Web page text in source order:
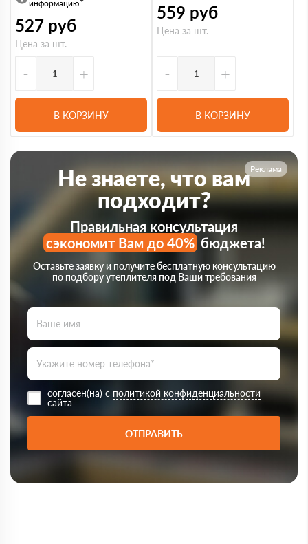
информацию
527 руб
Цена за шт.
- +
В КОРЗИНУ
559 руб
Цена за шт.
- +
В КОРЗИНУ
Реклама
Не знаете, что вам
подходит?
Правильная консультация
сэкономит Вам до 40%бюджета!
Оставьте заявку и получите бесплатную консультацию
по подбору утеплителя под Ваши требования
согласен(на) с политикой конфиденциальности
сайта
ОТПРАВИТЬ